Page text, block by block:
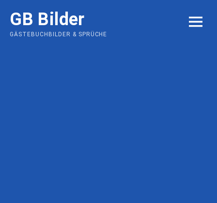
content
GB Bilder
GÄSTEBUCHBILDER & SPRÜCHE
MENU